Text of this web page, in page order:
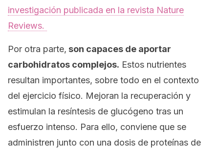
investigación publicada en la revista Nature
Reviews.
Por otra parte, son capaces de aportar
carbohidratos complejos. Estos nutrientes
resultan importantes, sobre todo en el contexto
del ejercicio físico. Mejoran la recuperación y
estimulan la resíntesis de glucógeno tras un
esfuerzo intenso. Para ello, conviene que se
administren junto con una dosis de proteínas de